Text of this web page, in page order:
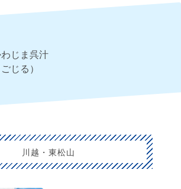
じま呉汁
ごじる）
川越・東松山